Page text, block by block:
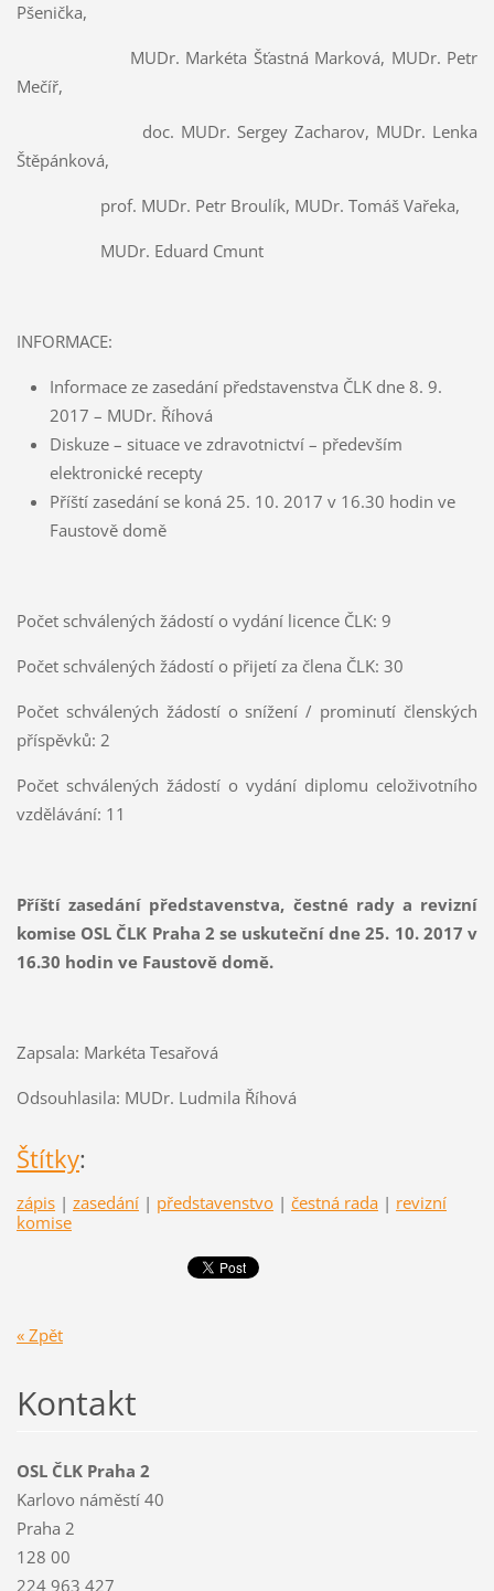
Pšenička,
MUDr. Markéta Šťastná Marková, MUDr. Petr
Mečíř,
doc. MUDr. Sergey Zacharov, MUDr. Lenka
Štěpánková,
prof. MUDr. Petr Broulík, MUDr. Tomáš Vařeka,
MUDr. Eduard Cmunt
INFORMACE:
Informace ze zasedání představenstva ČLK dne 8. 9.
2017 – MUDr. Říhová
Diskuze – situace ve zdravotnictví – především
elektronické recepty
Příští zasedání se koná 25. 10. 2017 v 16.30 hodin ve
Faustově domě
Počet schválených žádostí o vydání licence ČLK: 9
Počet schválených žádostí o přijetí za člena ČLK: 30
Počet schválených žádostí o snížení / prominutí členských
příspěvků: 2
Počet schválených žádostí o vydání diplomu celoživotního
vzdělávání: 11
Příští zasedání představenstva, čestné rady a revizní
komise OSL ČLK Praha 2 se uskuteční dne 25. 10. 2017 v
16.30 hodin ve Faustově domě.
Zapsala: Markéta Tesařová
Odsouhlasila: MUDr. Ludmila Říhová
Štítky:
zápis | zasedání | představenstvo | čestná rada | revizní
komise
« Zpět
Kontakt
OSL ČLK Praha 2
Karlovo náměstí 40
Praha 2
128 00
224 963 427